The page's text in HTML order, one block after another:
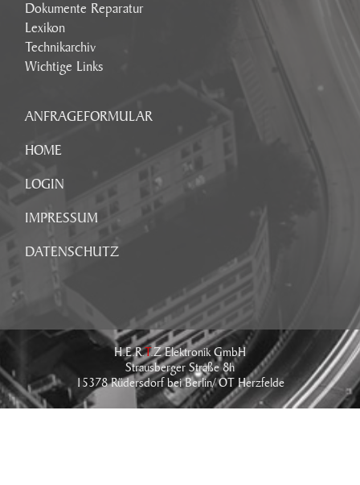
Dokumente Reparatur
Lexikon
Technikarchiv
Wichtige Links
ANFRAGEFORMULAR
HOME
LOGIN
IMPRESSUM
DATENSCHUTZ
H.E.R.T.Z Elektronik GmbH
Strausberger Straße 8h
15378 Rüdersdorf bei Berlin/ OT Herzfelde